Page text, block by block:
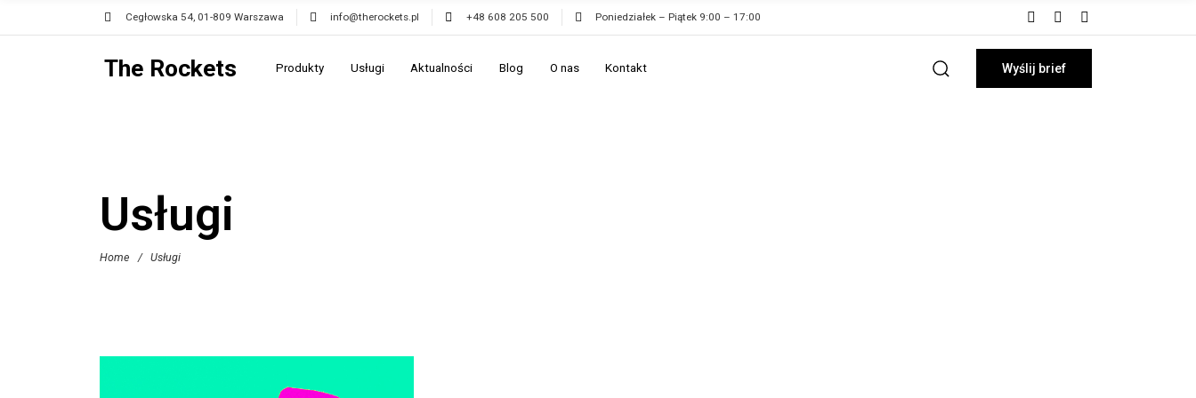
Cegłowska 54, 01-809 Warszawa info@therockets.pl +48 608 205 500 Poniedziałek – Piątek 9:00 – 17:00
The Rockets Produkty Usługi Aktualności Blog O nas Kontakt Wyślij brief
Usługi
Home / Usługi